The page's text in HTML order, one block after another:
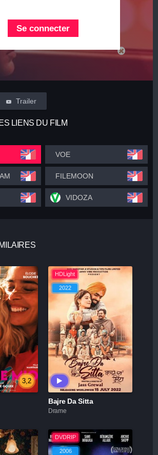
Se connecter
Trailer
LIENS DU FILM
VOE
FILEMOON
VIDOZA
3,2
HDLight
2022
Bajre Da Sitta
Drame
DVDRIP
2006